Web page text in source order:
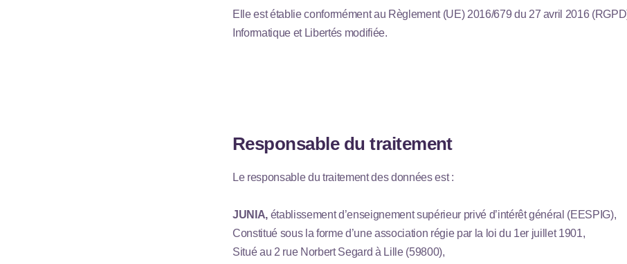
Elle est établie conformément au Règlement (UE) 2016/679 du 27 avril 2016
Informatique et Libertés modifiée.
Responsable du traitement
Le responsable du traitement des données est :
JUNIA,établissement d’enseignement supérieur privé d’intérêt général (EESPIG),
Constitué sous la forme d’une association régie par la loi du 1er juillet 1901,
Situé au 2 rue Norbert Segard à Lille (59800),